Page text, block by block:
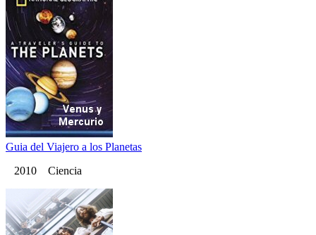
Guia del Viajero a los Planetas
2010 Ciencia